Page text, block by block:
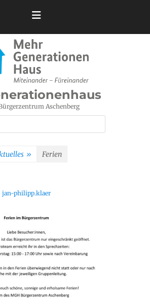
Aschenberg
» Ferien
jan-philipp.klaer